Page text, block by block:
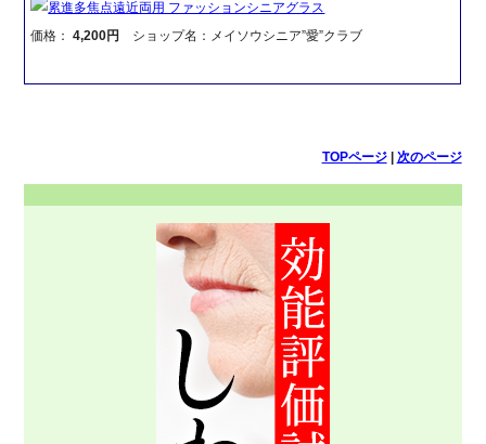
累進多焦点遠近両用 ファッションシニアグラス
価格：4,200円 ショップ名：メイソウシニア”愛”クラブ
TOPページ| 次のページ